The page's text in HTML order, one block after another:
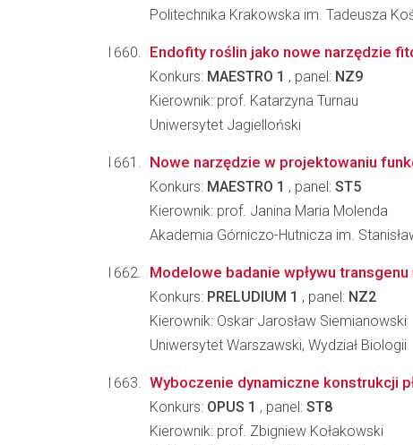
Politechnika Krakowska im. Tadeusza
Endofity roślin jako nowe narzędzie
Konkurs: MAESTRO 1 , panel: NZ9
Kierownik: prof. Katarzyna Turnau
Uniwersytet Jagielloński
Nowe narzędzie w projektowaniu
Konkurs: MAESTRO 1 , panel: ST5
Kierownik: prof. Janina Maria Molenda
Akademia Górniczo-Hutnicza im.
Modelowe badanie wpływu
Konkurs: PRELUDIUM 1 , panel: NZ2
Kierownik: Oskar Jarosław Siemianowski
Uniwersytet Warszawski, Wydział Biologii
Wyboczenie dynamiczne konstrukcji
Konkurs: OPUS 1 , panel: ST8
Kierownik: prof. Zbigniew Kołakowski